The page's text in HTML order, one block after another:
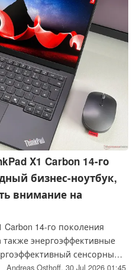
X1 Carbon 14-го
бизнес-ноутбук,
внимание на
Carbon 14-го поколения
также энергоэффективные
сенсорный
Andreas Osthoff, 30 Jul 2026 01:45